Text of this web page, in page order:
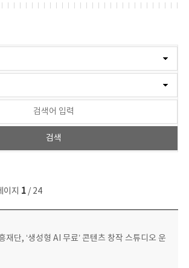
이지 1/ 24
재단, ‘생성형 AI 무료’ 콘텐츠 창작 스튜디오 운